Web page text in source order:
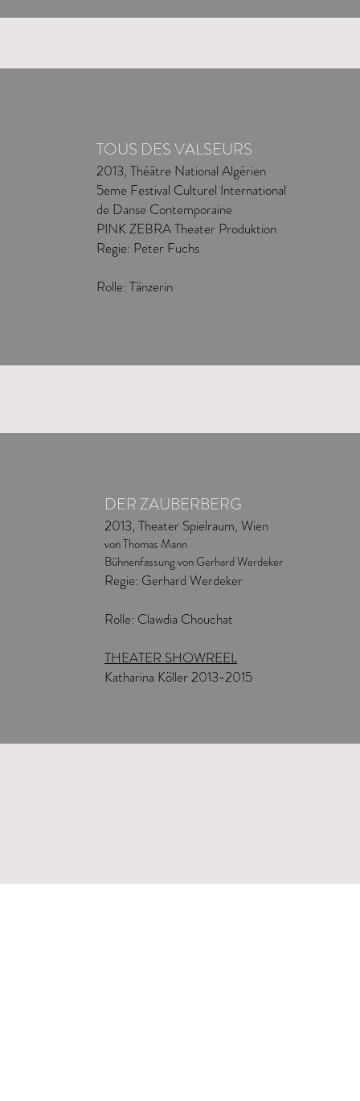
TOUS DES VALSEURS
2013, Théâtre National Algérien
5eme Festival Culturel International
de Danse Contemporaine
PINK ZEBRA Theater Produktion
Regie: Peter Fuchs
Rolle: Tänzerin
DER ZAUBERBERG
2013, Theater Spielraum, Wien
von Thomas Mann
Bühnenfassung von Gerhard Werdeker
Regie: Gerhard Werdeker
Rolle: Clawdia Chouchat
THEATER SHOWREEL
Katharina Köller 2013-2015